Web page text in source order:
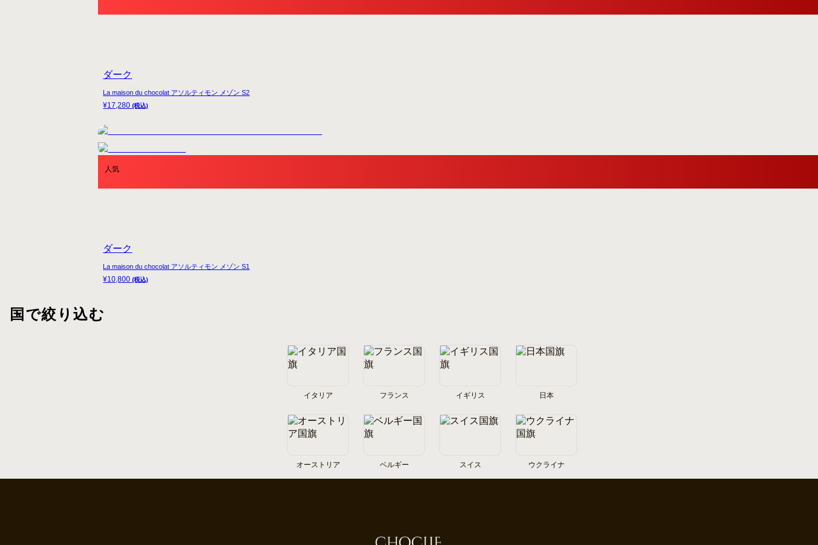
¥17,280 (税込)
La maison du chocolat アソルティモン メゾン S2
ダーク
人気
¥10,800 (税込)
La maison du chocolat アソルティモン メゾン S1
ダーク
国で絞り込む
イタリア フランス イギリス 日本
オーストリア ベルギー スイス ウクライナ